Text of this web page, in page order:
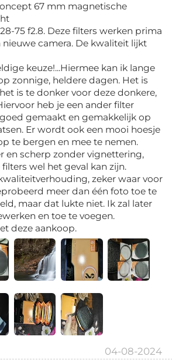
67 mm magnetische
75 f2.8. Deze filters werken prima
camera. De kwaliteit lijkt
keuze!...Hiermee kan ik lange
zonnige, heldere dagen. Het is
is te donker voor deze donkere,
heb je een ander filter
gemaakt en gemakkelijk op
Er wordt ook een mooi hoesje
te bergen en mee te nemen.
en scherp zonder vignettering,
wel het geval kan zijn.
zeker waar voor
meer dan één foto toe te
maar dat lukte niet. Ik zal later
en toe te voegen.
deze aankoop.
04-08-2024